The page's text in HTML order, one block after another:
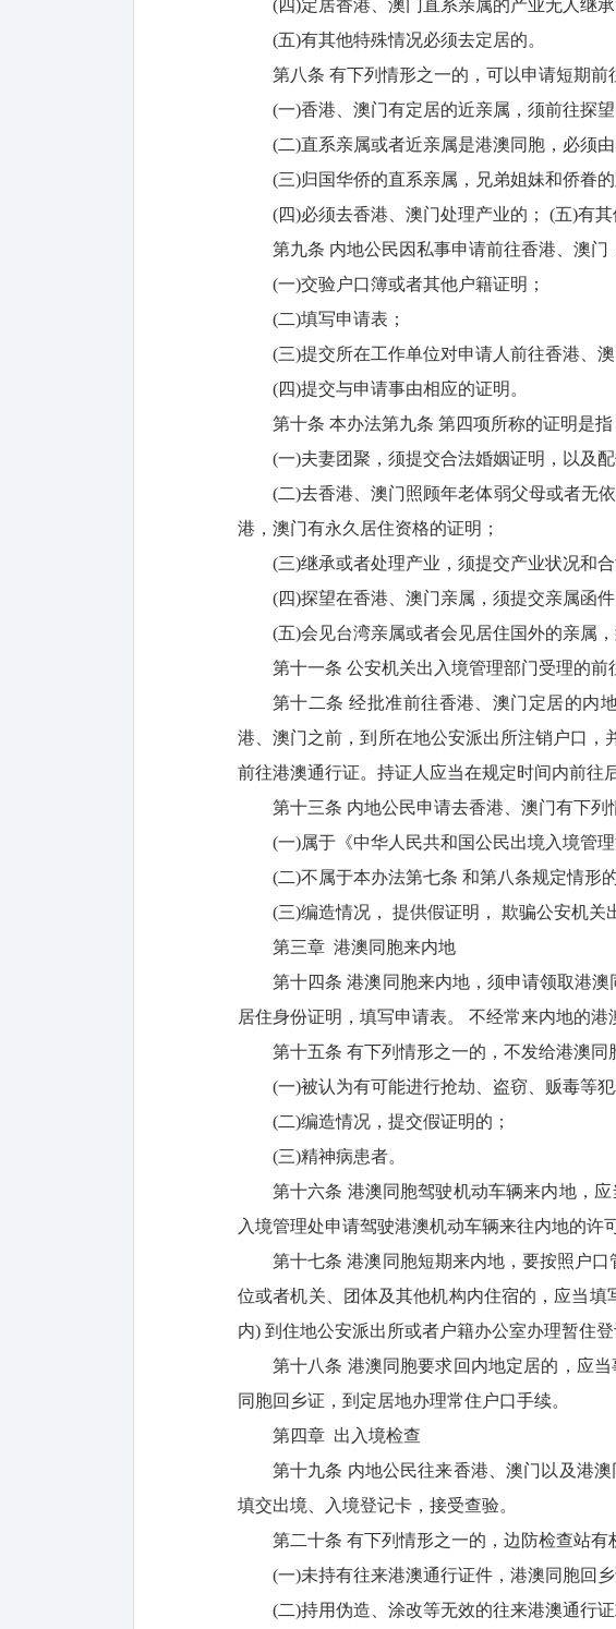
(四)定居香港、澳门直系亲属的产业无人继
(五)有其他特殊情况必须去定居的。
第八条 有下列情形之一的，可以申请短期前
(一)香港、澳门有定居的近亲属，须前往探望
(二)直系亲属或者近亲属是港澳同胞，必须
(三)归国华侨的直系亲属，兄弟姐妹和侨眷
(四)必须去香港、澳门处理产业的； (五)有
第九条 内地公民因私事申请前往香港、澳门
(一)交验户口簿或者其他户籍证明；
(二)填写申请表；
(三)提交所在工作单位对申请人前往香港、澳
(四)提交与申请事由相应的证明。
第十条 本办法第九条 第四项所称的证明是指
(一)夫妻团聚，须提交合法婚姻证明，以及
(二)去香港、澳门照顾年老体弱父母或者无
港，澳门有永久居住资格的证明；
(三)继承或者处理产业，须提交产业状况和合
(四)探望在香港、澳门亲属，须提交亲属函
(五)会见台湾亲属或者会见居住国外的亲属
第十一条 公安机关出入境管理部门受理的前
第十二条 经批准前往香港、澳门定居的内
港、澳门之前，到所在地公安派出所注销户口
前往港澳通行证。持证人应当在规定时间内前往
第十三条 内地公民申请去香港、澳门有下列
(一)属于《中华人民共和国公民出境入境管
(二)不属于本办法第七条 和第八条规定情形的
(三)编造情况， 提供假证明， 欺骗公安机关
第三章 港澳同胞来内地
第十四条 港澳同胞来内地，须申请领取港
居住身份证明，填写申请表。 不经常来内地的
第十五条 有下列情形之一的，不发给港澳同
(一)被认为有可能进行抢劫、盗窃、贩毒等犯
(二)编造情况，提交假证明的；
(三)精神病患者。
第十六条 港澳同胞驾驶机动车辆来内地，
入境管理处申请驾驶港澳机动车辆来往内地的许可
第十七条 港澳同胞短期来内地，要按照户
位或者机关、团体及其他机构内住宿的，应当
内) 到住地公安派出所或者户籍办公室办理暂住登
第十八条 港澳同胞要求回内地定居的，应
同胞回乡证，到定居地办理常住户口手续。
第四章 出入境检查
第十九条 内地公民往来香港、澳门以及港
填交出境、入境登记卡，接受查验。
第二十条 有下列情形之一的，边防检查站有
(一)未持有往来港澳通行证件，港澳同胞回
(二)持用伪造、涂改等无效的往来港澳通行